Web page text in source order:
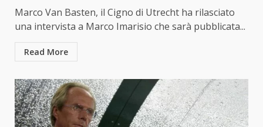
Marco Van Basten, il Cigno di Utrecht ha rilasciato
una intervista a Marco Imarisio che sarà pubblicata...
Read More